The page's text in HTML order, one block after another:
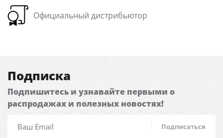
Официальный дистрибьютор
Подписка
Подпишитесь и узнавайте первыми о
распродажах и полезных новостях!
Подписаться